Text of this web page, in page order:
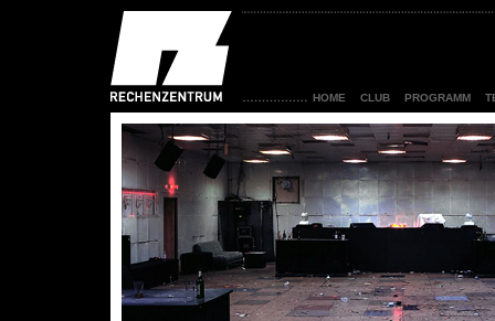
HOME CLUB PROGRAMM